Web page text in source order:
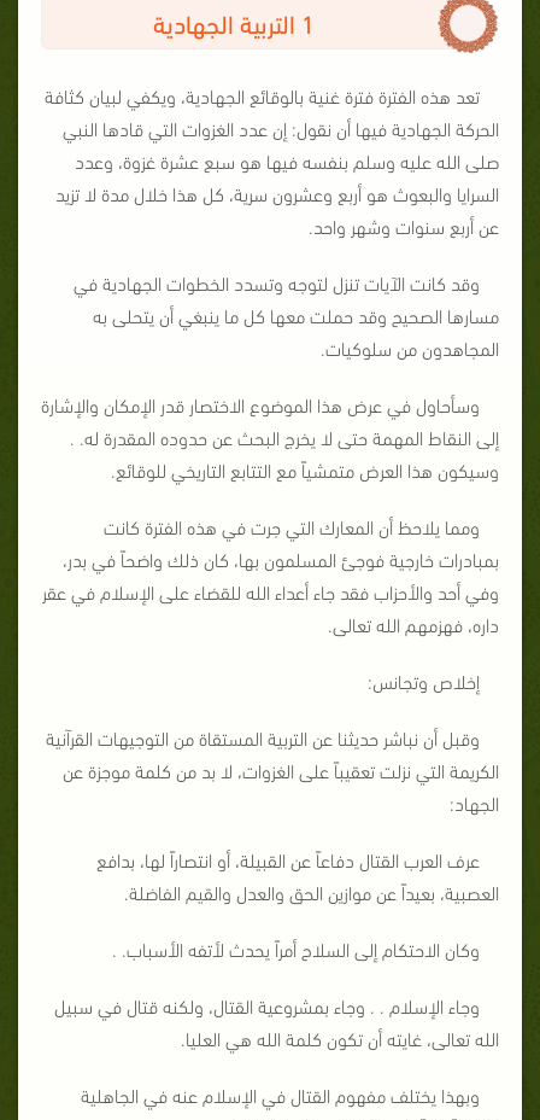
1 التربية الجهادية
تعد هذه الفترة فترة غنية بالوقائع الجهادية، ويكفي لبيان كثافة
الحركة الجهادية فيها أن نقول: إن عدد الغزوات التي قادها النبي
صلى الله عليه وسلم بنفسه فيها هو سبع عشرة غزوة، وعدد
السرايا والبعوث هو أربع وعشرون سرية، كل هذا خلال مدة لا تزيد
عن أربع سنوات وشهر واحد.
وقد كانت الآيات تنزل لتوجه وتسدد الخطوات الجهادية في
مسارها الصحيح وقد حملت معها كل ما ينبغي أن يتحلى به
المجاهدون من سلوكيات.
وسأحاول في عرض هذا الموضوع الاختصار قدر الإمكان والإشارة
إلى النقاط المهمة حتى لا يخرج البحث عن حدوده المقدرة له. .
وسيكون هذا العرض متمشياً مع التتابع التاريخي للوقائع.
ومما يلاحظ أن المعارك التي جرت في هذه الفترة كانت
بمبادرات خارجية فوجئ المسلمون بها، كان ذلك واضحاً في بدر،
وفي أحد والأحزاب فقد جاء أعداء الله للقضاء على الإسلام في عقر
داره، فهزمهم الله تعالى.
إخلاص وتجانس:
وقبل أن نباشر حديثنا عن التربية المستقاة من التوجيهات القرآنية
الكريمة التي نزلت تعقيباً على الغزوات، لا بد من كلمة موجزة عن
الجهاد:
عرف العرب القتال دفاعاً عن القبيلة، أو انتصاراً لها، بدافع
العصبية، بعيداً عن موازين الحق والعدل والقيم الفاضلة.
وكان الاحتكام إلى السلاح أمراً يحدث لأتفه الأسباب. .
وجاء الإسلام . . وجاء بمشروعية القتال، ولكنه قتال في سبيل
الله تعالى، غايته أن تكون كلمة الله هي العليا.
وبهذا يختلف مفهوم القتال في الإسلام عنه في الجاهلية